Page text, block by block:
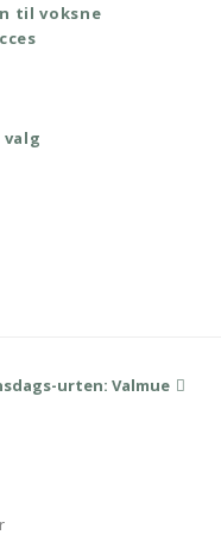
til voksne
urten: Valmue